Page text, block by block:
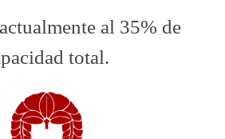
al 35% de
total.